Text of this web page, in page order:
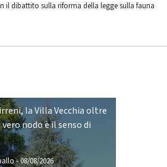
il dibattito sulla riforma della legge sulla fauna
la Villa Vecchia oltre
nodo è il senso di
-08/08/2026